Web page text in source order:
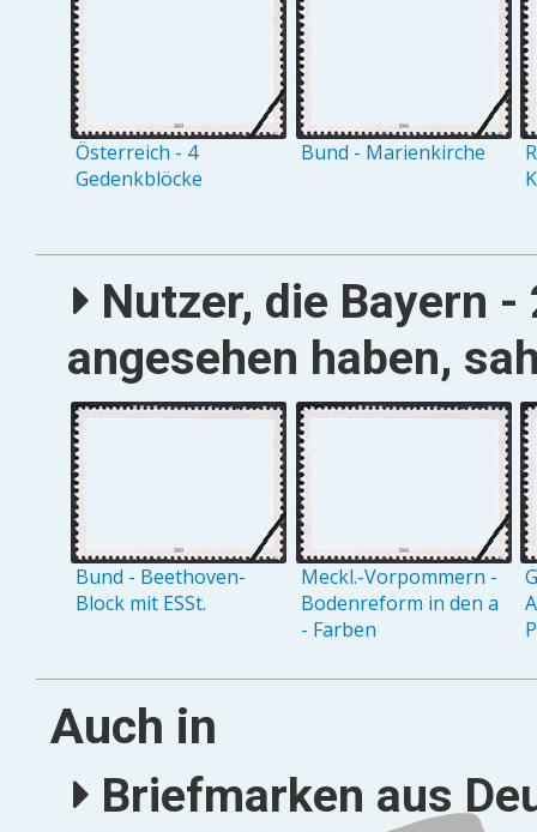
Österreich - 4
Gedenkblöcke
Bund - Marienkirche
Nutzer, die Bayern
angesehen haben,
Bund - Beethoven-
Block mit ESSt.
Meckl.-Vorpommern -
Bodenreform in den a
- Farben
Auch in
Briefmarken aus